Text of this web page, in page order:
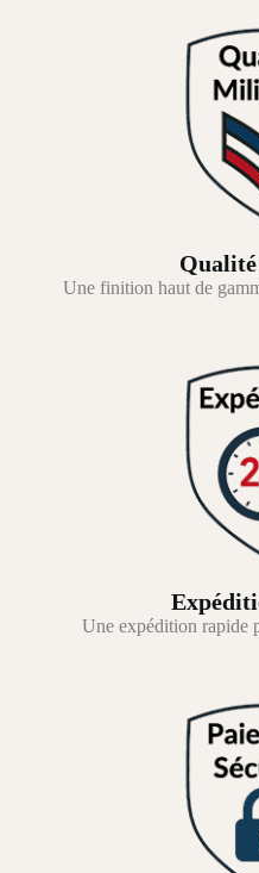
Une finition haut de
Une expédition rapide